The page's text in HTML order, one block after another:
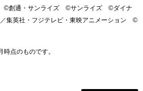
創通・サンライズ ©サンライズ ©ダイナ
集英社・フジテレビ・東映アニメーション ©
点のものです。